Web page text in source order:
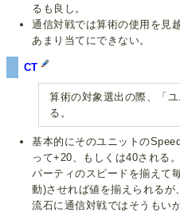
るも良し。
通信対戦では算術の使用を見
あまり当てにできない。
CT
算術の対象選出の際、「
る。
基本的にそのユニットの
って+20、もしくは40される。
パーティのスピードを揃えて
動)させれば値を揃えられるが、
流石に通信対戦ではそうもい